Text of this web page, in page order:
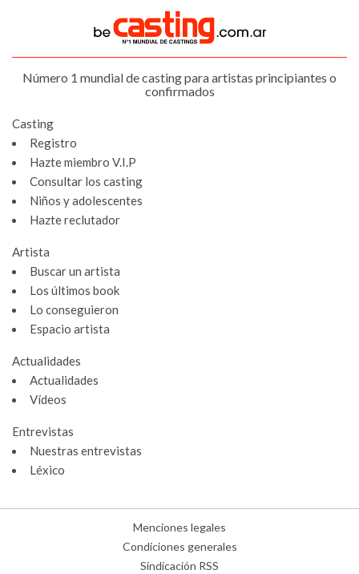
Número 1 mundial de casting para artistas principiantes o
confirmados
Casting
Registro
Hazte miembro V.I.P
Consultar los casting
Niños y adolescentes
Hazte reclutador
Artista
Buscar un artista
Los últimos book
Lo conseguieron
Espacio artista
Actualidades
Actualidades
Vídeos
Entrevistas
Nuestras entrevistas
Léxico
Menciones legales
Condiciones generales
Sindicación RSS